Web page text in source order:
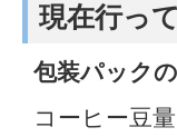
現在行っ
包装パック
コーヒー豆